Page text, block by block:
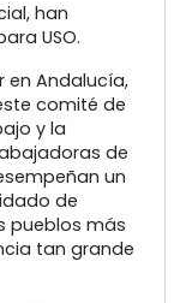
han
USO.
en Andalucía,
comité de
y la
de
un
de
pueblos más
tan grande